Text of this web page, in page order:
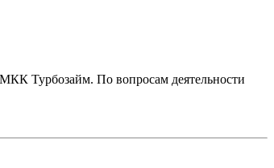
Турбозайм. По вопросам деятельности